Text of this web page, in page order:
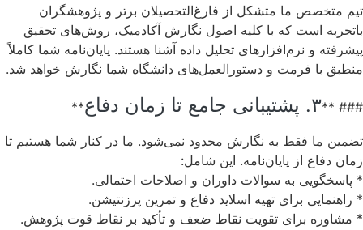
تیم متخصص ما متشکل از فارغ‌التحصیلان برتر و پژوهشگران
باتجربه است که با کلیه اصول نگارش آکادمیک، روش‌های تحقیق
پیشرفته و نرم‌افزارهای تحلیل داده آشنا هستند. پایان‌نامه شما کاملاً
منطبق با فرمت و دستورالعمل‌های دانشگاه شما نگارش خواهد شد.
### **۳. پشتیبانی جامع تا زمان دفاع **
تضمین ما فقط به نگارش محدود نمی‌شود. ما در کنار شما هستیم تا
زمان دفاع از پایان‌نامه. این شامل:
* پاسخگویی به سوالات داوران و اصلاحات احتمالی.
* راهنمایی برای تهیه اسلاید دفاع و تمرین پرزنتیشن.
* مشاوره برای تقویت نقاط ضعف و تأکید بر نقاط قوت پژوهش.